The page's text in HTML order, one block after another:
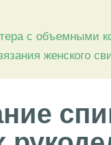
с объемными
женского